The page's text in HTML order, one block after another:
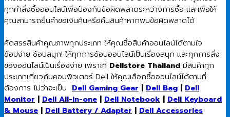
ทุกคำสั่งซื้อออนไลน์เพื่อป้องกันข้อผิดพลาดระหว่างการซื้อ และเพื่อให้
คุณสามารถยื่นคำขอเงินคืนหรือคืนสินค้าหากพบข้อผิดพลาดได้
คัดสรรสินค้าคุณภาพทุกประเภท ให้คุณซื้อสินค้าออนไลน์ได้ตามใจ
ช้อปง่าย ช้อปสนุก! ให้ทุกการช้อปออนไลน์เป็นเรื่องสนุก และทุกการสั่ง
ของออนไลน์เป็นเรื่องง่าย เพราะที่ Dellstore Thailand มีสินค้าทุก
ประเภทเกี่ยวกับคอมพิวเตอร์ Dell ให้คุณเลือกซื้อออนไลน์ได้ตามที่
ต้องการ ไม่ว่าจะเป็น Dell Gaming Gear | Dell Bag | Dell
Monitor | Dell All-in-one | Dell Notebook | Dell Keyboard
& Mouse | Dell Battery / Adapter | Dell Accessories